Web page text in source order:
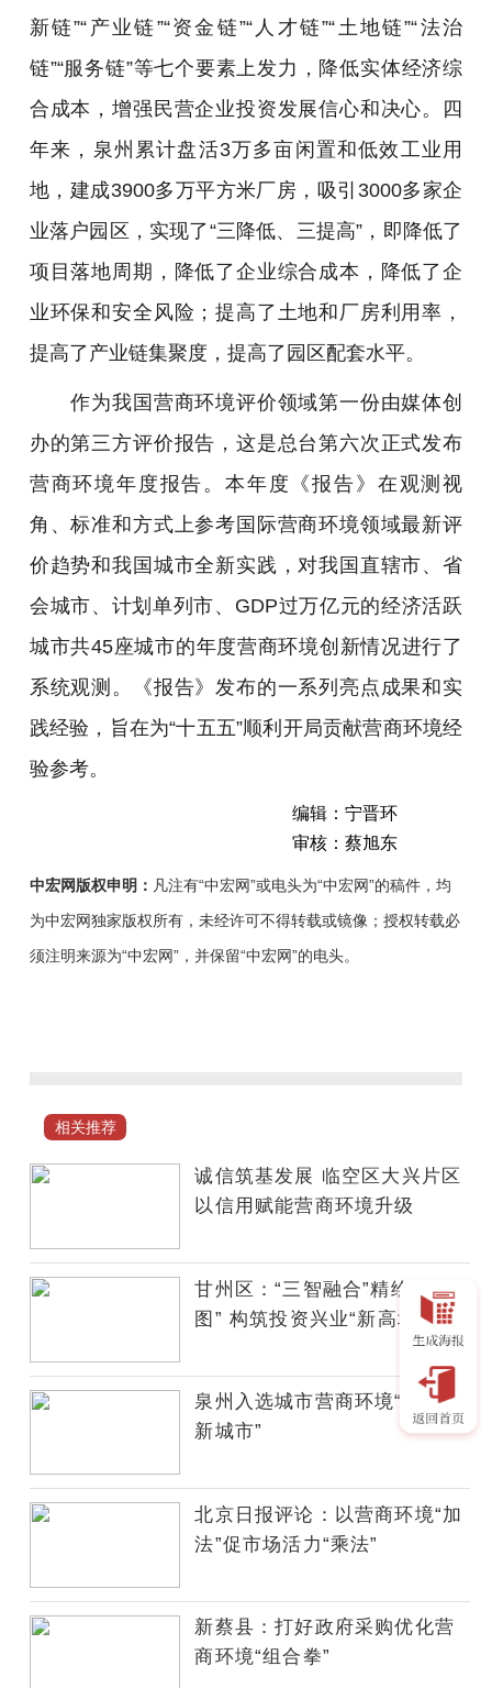
新链”“产业链”“资金链”“人才链”“土地链”“法治
链”“服务链”等七个要素上发力，降低实体经济综
合成本，增强民营企业投资发展信心和决心。四
年来，泉州累计盘活3万多亩闲置和低效工业用
地，建成3900多万平方米厂房，吸引3000多家企
业落户园区，实现了“三降低、三提高”，即降低了
项目落地周期，降低了企业综合成本，降低了企
业环保和安全风险；提高了土地和厂房利用率，
提高了产业链集聚度，提高了园区配套水平。
作为我国营商环境评价领域第一份由媒体创
办的第三方评价报告，这是总台第六次正式发布
营商环境年度报告。本年度《报告》在观测视
角、标准和方式上参考国际营商环境领域最新评
价趋势和我国城市全新实践，对我国直辖市、省
会城市、计划单列市、GDP过万亿元的经济活跃
城市共45座城市的年度营商环境创新情况进行了
系统观测。《报告》发布的一系列亮点成果和实
践经验，旨在为“十五五”顺利开局贡献营商环境经
验参考。
编辑：宁晋环
审核：蔡旭东
中宏网版权申明： 凡注有“中宏网”或电头为“中宏网”的稿件，均
为中宏网独家版权所有，未经许可不得转载或镜像；授权转载必
须注明来源为“中宏网”，并保留“中宏网”的电头。
广
电
台
《2024-
市
营
境
创
告》
在
北
相关推荐
诚信筑基发展 临空区大兴片区
以信用赋能营商环境升级
甘州区：“三智融合”精绘“营商
图” 构筑投资兴业“新高地”
泉州入选城市营商环境“年度创
新城市”
北京日报评论：以营商环境“加
法”促市场活力“乘法”
新蔡县：打好政府采购优化营
商环境“组合拳”